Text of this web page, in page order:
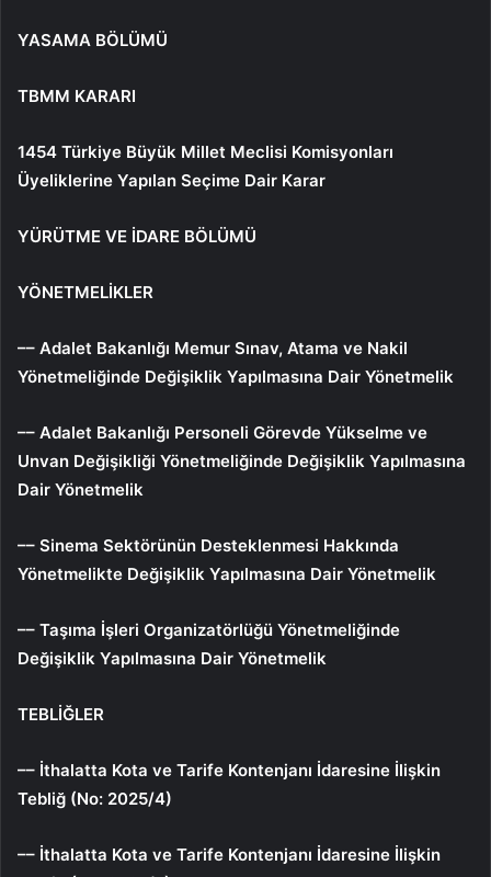
YASAMA BÖLÜMÜ
TBMM KARARI
1454 Türkiye Büyük Millet Meclisi Komisyonları
Üyeliklerine Yapılan Seçime Dair Karar
YÜRÜTME VE İDARE BÖLÜMÜ
YÖNETMELİKLER
–– Adalet Bakanlığı Memur Sınav, Atama ve Nakil
Yönetmeliğinde Değişiklik Yapılmasına Dair Yönetmelik
–– Adalet Bakanlığı Personeli Görevde Yükselme ve
Unvan Değişikliği Yönetmeliğinde Değişiklik Yapılmasına
Dair Yönetmelik
–– Sinema Sektörünün Desteklenmesi Hakkında
Yönetmelikte Değişiklik Yapılmasına Dair Yönetmelik
–– Taşıma İşleri Organizatörlüğü Yönetmeliğinde
Değişiklik Yapılmasına Dair Yönetmelik
TEBLİĞLER
–– İthalatta Kota ve Tarife Kontenjanı İdaresine İlişkin
Tebliğ (No: 2025/4)
–– İthalatta Kota ve Tarife Kontenjanı İdaresine İlişkin